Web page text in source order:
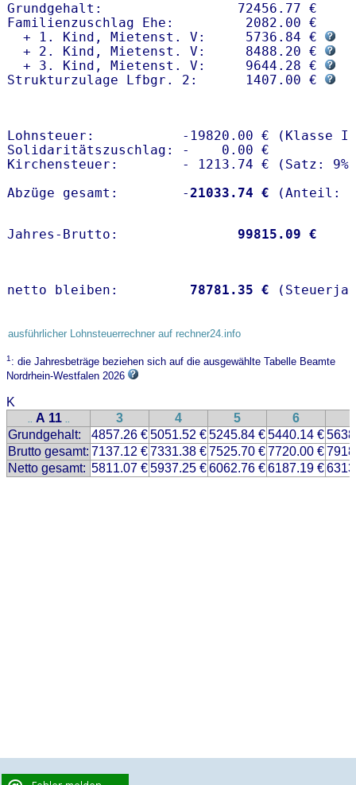
Grundgehalt:                 72456.77 €
Familienzuschlag Ehe:         2082.00 €
  + 1. Kind, Mietenst. V:     5736.84 €
  + 2. Kind, Mietenst. V:     8488.20 €
  + 3. Kind, Mietenst. V:     9644.28 €
Strukturzulage Lfbgr. 2:      1407.00 €
Lohnsteuer:           -19820.00 € (Klasse
Solidaritätszuschlag: -    0.00 €
Kirchensteuer:        - 1213.74 € (Satz: 9%)
Abzüge gesamt:        -21033.74 €
Jahres-Brutto: 99815.09 €
netto bleiben: 78781.35 €
ausführlicher Lohnsteuerrechner auf rechner24.info
1: die Jahresbeträge beziehen sich auf die ausgewählte Tabelle Beamte
Nordrhein-Westfalen 2026
K
.. A 11 .. 3 4 5 6
Grundgehalt:
4857.26 €5051.52 €5245.84 €5440.14 €
Brutto gesamt: 7137.12 €7331.38 €7525.70 €7720.00 €
Netto gesamt: 5811.07 €5937.25 €6062.76 €6187.19 €